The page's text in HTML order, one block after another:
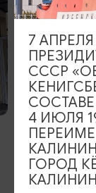
ДРУГИЕ
Мурал,
русских
войне
7
СССР
4 ИЮЛЯ
ГОРОД